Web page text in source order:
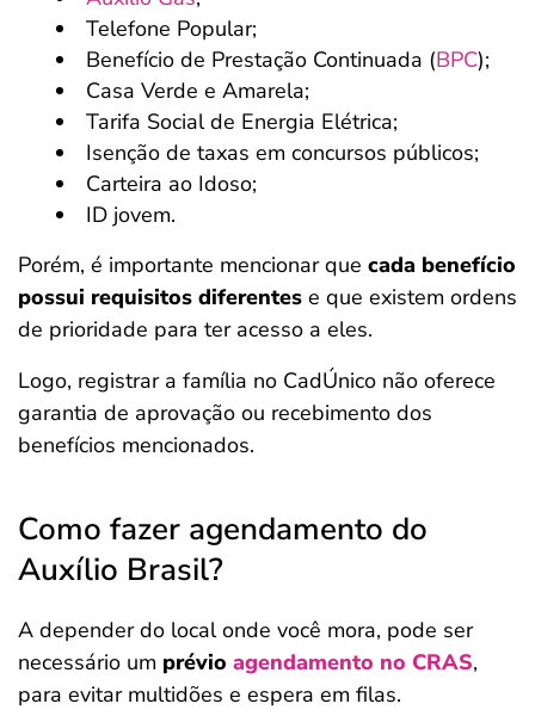
Telefone Popular;
Benefício de Prestação Continuada (BPC);
Casa Verde e Amarela;
Tarifa Social de Energia Elétrica;
Isenção de taxas em concursos públicos;
Carteira ao Idoso;
ID jovem.
Porém, é importante mencionar que cada benefício
possui requisitos diferentes e que existem ordens
de prioridade para ter acesso a eles.
Logo, registrar a família no CadÚnico não oferece
garantia de aprovação ou recebimento dos
benefícios mencionados.
Como fazer agendamento do
Auxílio Brasil?
A depender do local onde você mora, pode ser
necessário um prévio agendamento no CRAS,
para evitar multidões e espera em filas.